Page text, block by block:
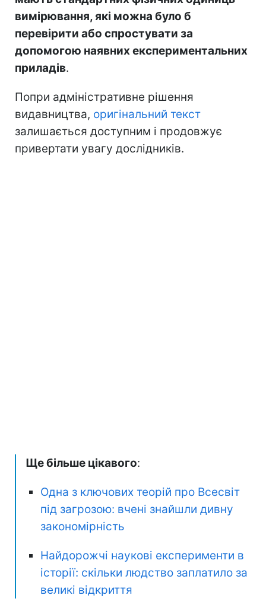
вимірювання, які можна було б
перевірити або спростувати за
допомогою наявних експериментальних
приладів.
Попри адміністративне рішення
видавництва, оригінальний текст
залишається доступним і продовжує
привертати увагу дослідників.
Ще більше цікавого:
Одна з ключових теорій про Всесвіт
під загрозою: вчені знайшли дивну
закономірність
Найдорожчі наукові експерименти в
історії: скільки людство заплатило за
великі відкриття